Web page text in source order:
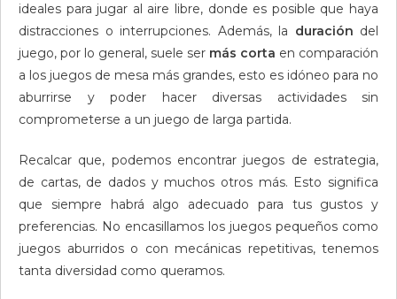
ideales para jugar al aire libre, donde es posible que haya
distracciones o interrupciones. Además, la duración del
juego, por lo general, suele ser más corta en comparación
a los juegos de mesa más grandes, esto es idóneo para no
aburrirse y poder hacer diversas actividades sin
comprometerse a un juego de larga partida.
Recalcar que, podemos encontrar juegos de estrategia,
de cartas, de dados y muchos otros más. Esto significa
que siempre habrá algo adecuado para tus gustos y
preferencias. No encasillamos los juegos pequeños como
juegos aburridos o con mecánicas repetitivas, tenemos
tanta diversidad como queramos.